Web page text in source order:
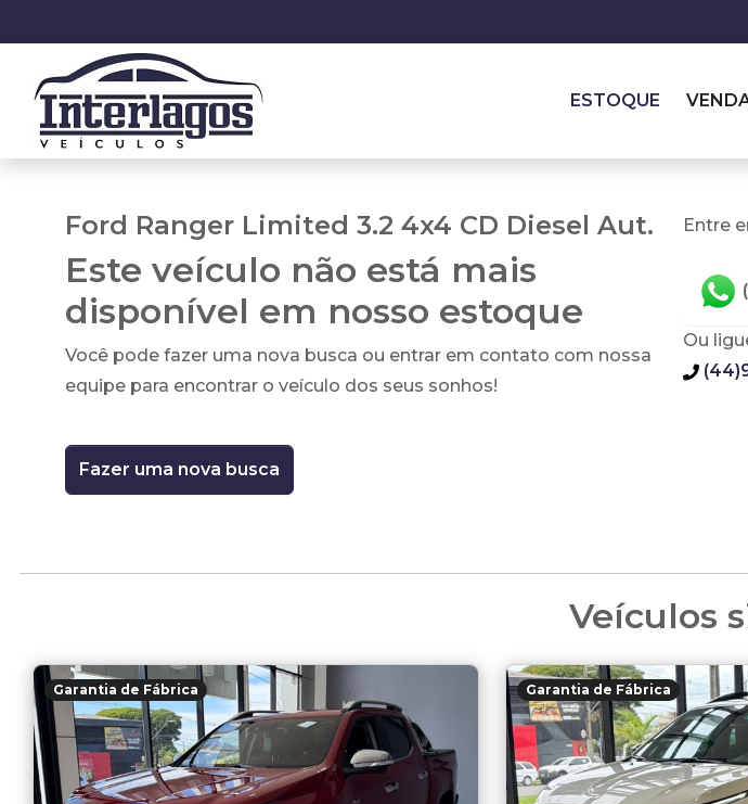
ESTOQUE
Ford Ranger Limited 3.2 4x4 CD Diesel Aut.
Este veículo não está mais
disponível em nosso estoque
Você pode fazer uma nova busca ou entrar em contato com nossa
equipe para encontrar o veículo dos seus sonhos!
Fazer uma nova busca
Entre
Ou
Veículos
Garantia de Fábrica Garantia de Fábrica